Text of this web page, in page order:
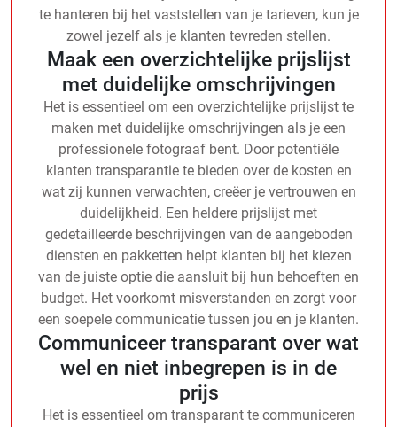
te hanteren bij het vaststellen van je tarieven, kun je
zowel jezelf als je klanten tevreden stellen.
Maak een overzichtelijke prijslijst
met duidelijke omschrijvingen
Het is essentieel om een overzichtelijke prijslijst te
maken met duidelijke omschrijvingen als je een
professionele fotograaf bent. Door potentiële
klanten transparantie te bieden over de kosten en
wat zij kunnen verwachten, creëer je vertrouwen en
duidelijkheid. Een heldere prijslijst met
gedetailleerde beschrijvingen van de aangeboden
diensten en pakketten helpt klanten bij het kiezen
van de juiste optie die aansluit bij hun behoeften en
budget. Het voorkomt misverstanden en zorgt voor
een soepele communicatie tussen jou en je klanten.
Communiceer transparant over wat
wel en niet inbegrepen is in de
prijs
Het is essentieel om transparant te communiceren